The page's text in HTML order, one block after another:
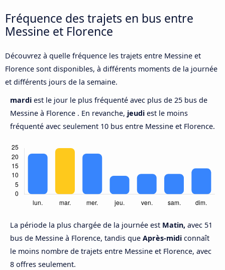
Fréquence des trajets en bus entre
Messine et Florence
Découvrez à quelle fréquence les trajets entre Messine et
Florence sont disponibles, à différents moments de la journée
et différents jours de la semaine.
mardi est le jour le plus fréquenté avec plus de 25 bus de
Messine à Florence . En revanche, jeudi est le moins
fréquenté avec seulement 10 bus entre Messine et Florence.
La période la plus chargée de la journée est Matin, avec 51
bus de Messine à Florence, tandis que Après-midi connaît
le moins nombre de trajets entre Messine et Florence, avec
8 offres seulement.